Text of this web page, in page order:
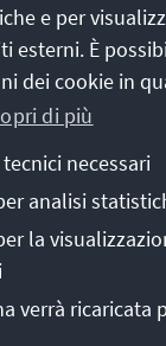
fondazione
e
Mappa del sito
e per
esterni. È
dei cookie in
di più
necessari
analisi
la
verrà ricaricata